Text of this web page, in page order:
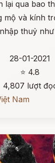
lại qua bao
mộ và kính
thuỷ
28-01-2021
⭐ 4.8
4,807 lượt
Nam